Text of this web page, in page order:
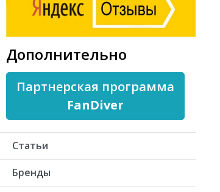
Дополнительно
Партнерская программа
FanDiver
Статьи
Бренды